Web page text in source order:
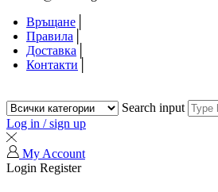
Връщане
Правила
Доставка
Контакти
Search input
Log in / sign up
My Account
Login Register